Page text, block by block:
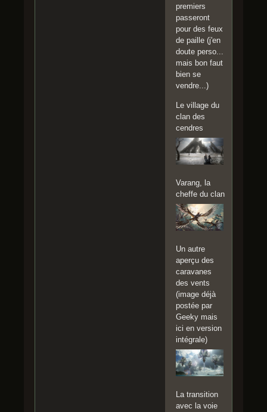
premiers
passeront
pour des feux
de paille (j'en
doute perso...
mais bon faut
bien se
vendre...)
Le village du
clan des
cendres
Varang, la
cheffe du clan
Un autre
aperçu des
caravanes
des vents
(image déjà
postée par
Geeky mais
ici en version
intégrale)
La transition
avec la voie